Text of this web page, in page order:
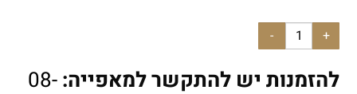
להזמנות יש להתקשר למאפייה:08-